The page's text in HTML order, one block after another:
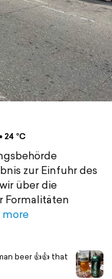
24 °C
zur Einfuhr des
über die
Formalitäten
more
beer 👍👍 that